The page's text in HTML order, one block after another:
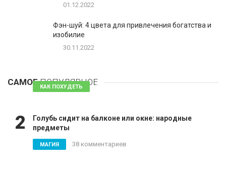
01.12.2022
Фэн-шуй: 4 цвета для привлечения богатства и
изобилие
30.11.2022
САМОЕПОПУЛЯРНОЕ
КАК ПОХУДЕТЬ 81 комментарий
2
Голубь сидит на балконе или окне: народные
предметы
МАГИЯ 38 комментариев